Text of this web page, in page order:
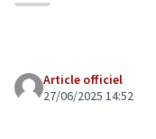
Article officiel
27/06/2025 14:52